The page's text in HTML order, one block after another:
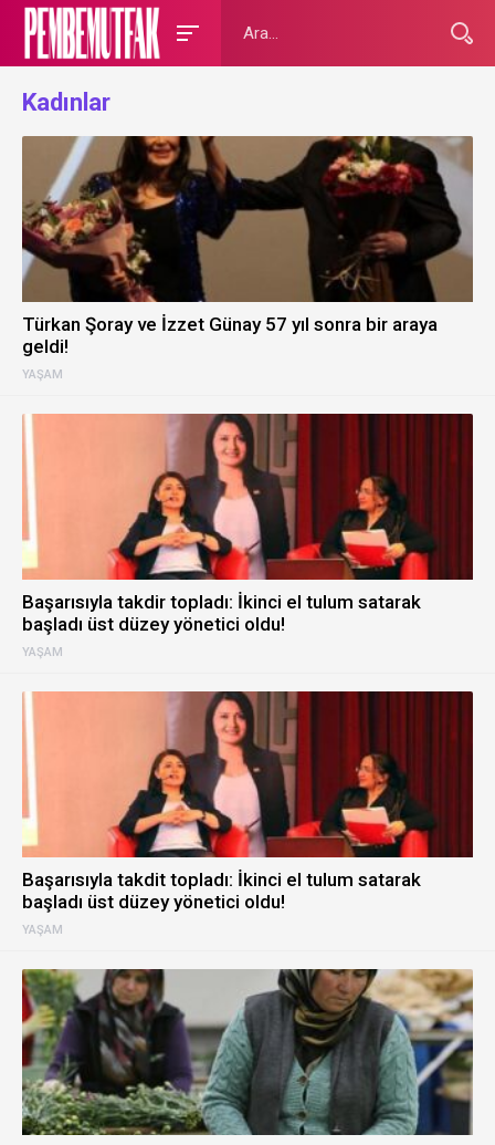
Kadınlar
YAŞAM
Türkan Şoray ve İzzet Günay 57 yıl sonra bir araya
geldi!
YAŞAM
Başarısıyla takdir topladı: İkinci el tulum satarak
başladı üst düzey yönetici oldu!
YAŞAM
Başarısıyla takdit topladı: İkinci el tulum satarak
başladı üst düzey yönetici oldu!